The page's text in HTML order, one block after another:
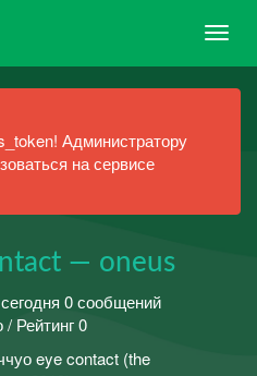
Администратору
на сервисе
— oneus
0 сообщений
/ Рейтинг 0
eye contact (the